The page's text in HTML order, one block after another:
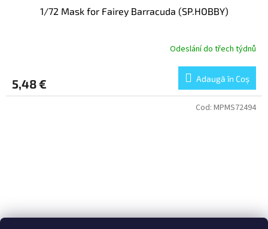
1/72 Mask for Fairey Barracuda (SP.HOBBY)
Odeslání do třech týdnů
5,48 € Adaugă în Coş
Cod: MPMS72494